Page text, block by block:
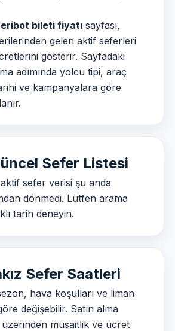
bileti fiyatı sayfası,
gelen aktif seferleri
gösterir. Sayfadaki
adımında yolcu tipi, araç
ve kampanyalara göre
Sefer Listesi
sefer verisi şu anda
dönmedi. Lütfen arama
tarih deneyin.
Sefer Saatleri
hava koşulları ve liman
değişebilir. Satın alma
müsaitlik ve ücret